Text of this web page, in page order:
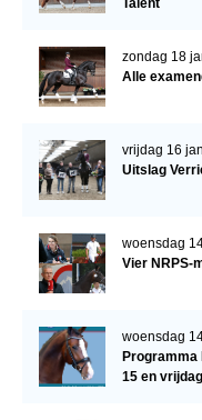
zondag 18
Alle
vrijdag 16
Uitslag
woensdag
Vier NRPS-
woensdag
Programma
15 en